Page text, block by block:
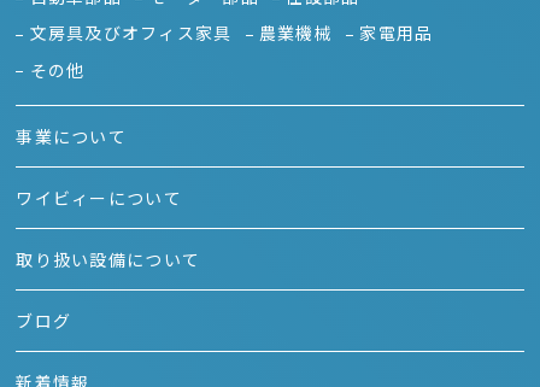
文房具及びオフィス家具
農業機械
家電用品
その他
事業について
ワイビィーについて
取り扱い設備について
ブログ
新着情報